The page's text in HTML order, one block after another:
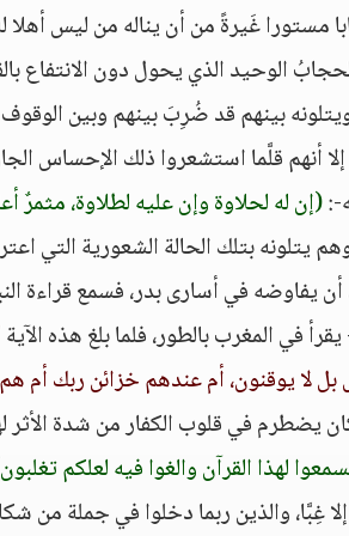
مستورا غَيرةً من أن يناله من ليس
الوحيد الذي يحول دون الانتفاع
بينهم قد ضُرِبَ بينهم وبين
أنهم قلَّما استشعروا ذلك الإحساس
:(إن له لحلاوة وإن عليه لطلاوة، مثمرٌ
يتلونه بتلك الحالة الشعورية التي
يفاوضه في أسارى بدر، فسمع قراءة
في المغرب بالطور، فلما بلغ هذه الآية
بل لا يوقنون، أم عندهم خزائن ربك أم
يضطرم في قلوب الكفار من شدة الأثر
لهذا القرآن والغوا فيه لعلكم
غِبَّا، والذين ربما دخلوا في جملة